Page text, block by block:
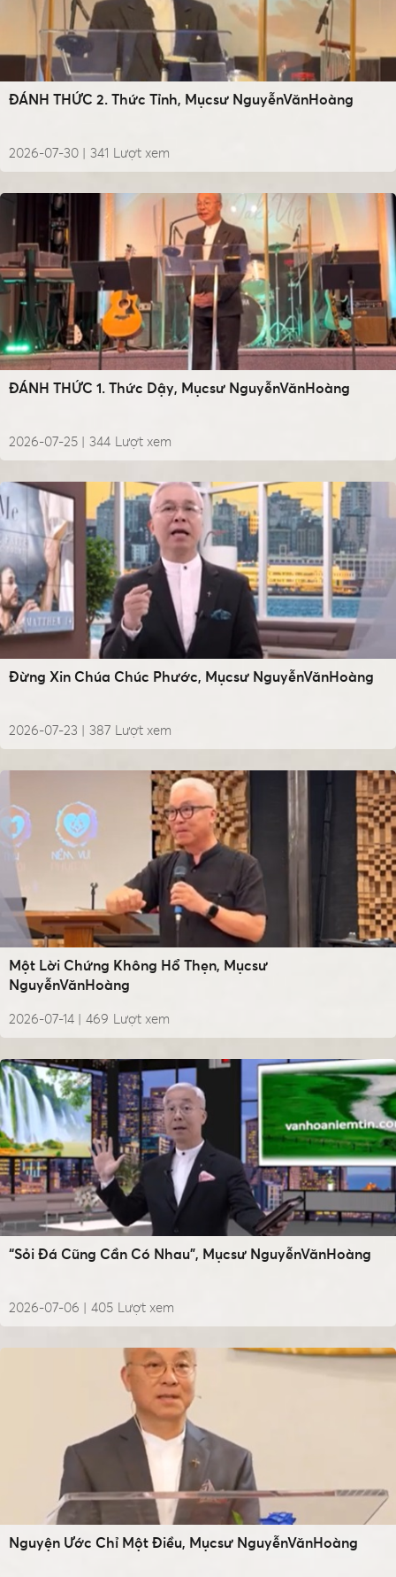
ĐÁNH THỨC 2. Thức Tỉnh, Mụcsư NguyễnVănHoàng
2026-07-30 | Lượt xem
341
ĐÁNH THỨC 1. Thức Dậy, Mụcsư NguyễnVănHoàng
2026-07-25 | Lượt xem
344
Đừng Xin Chúa Chúc Phước, Mụcsư NguyễnVănHoàng
2026-07-23 | Lượt xem
387
Một Lời Chứng Không Hổ Thẹn, Mụcsư
NguyễnVănHoàng
2026-07-14 | Lượt xem
469
“Sỏi Đá Cũng Cần Có Nhau”, Mụcsư NguyễnVănHoàng
2026-07-06 | Lượt xem
405
Nguyện Ước Chỉ Một Điều, Mụcsư NguyễnVănHoàng